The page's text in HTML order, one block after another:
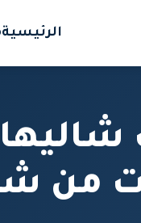
الرئيسية
من